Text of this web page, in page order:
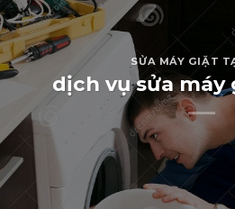
SỬA MÁY GIẶT
dịch vụ sửa máy